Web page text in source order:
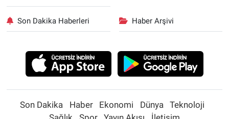
Son Dakika Haberleri Haber Arşivi
Son Dakika Haber Ekonomi Dünya
Teknoloji